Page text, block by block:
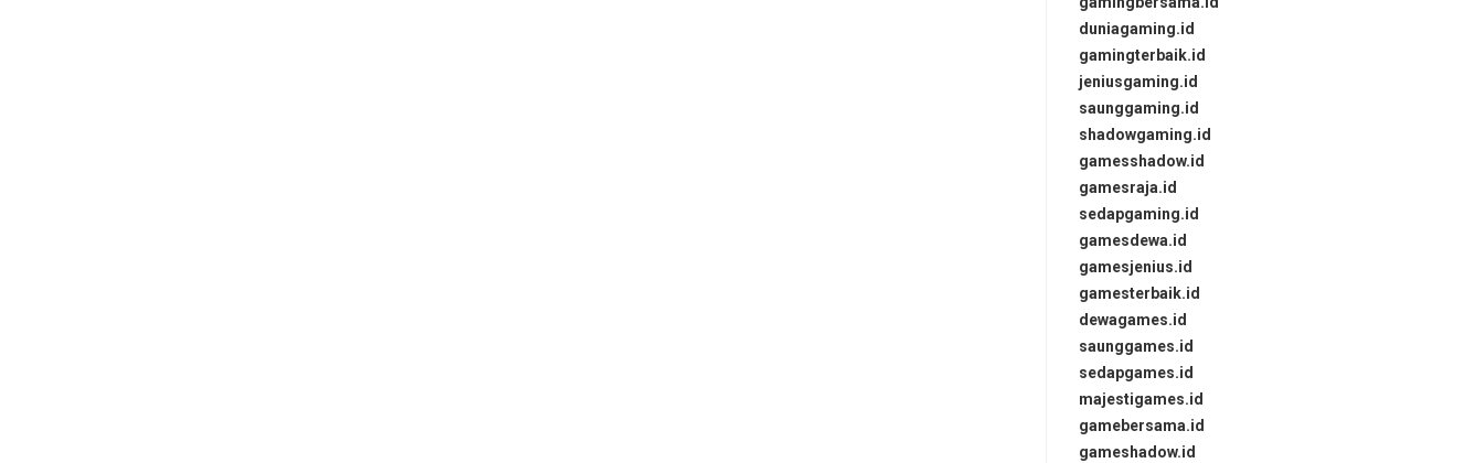
duniagaming.id
gamingterbaik.id
jeniusgaming.id
saunggaming.id
shadowgaming.id
gamesshadow.id
gamesraja.id
sedapgaming.id
gamesdewa.id
gamesjenius.id
gamesterbaik.id
dewagames.id
saunggames.id
sedapgames.id
majestigames.id
gamebersama.id
gameshadow.id